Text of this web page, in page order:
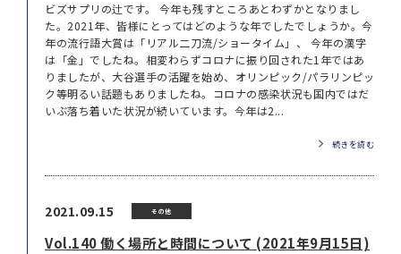
ビズサプリの辻です。 今年も残すところあとわずかとなりまし
た。2021年、皆様にとってはどのような年でしたでしょうか。今
年の流行語大賞は「リアル二刀流/ショータイム」、 今年の漢字
は「金」でしたね。相変わらずコロナに振り回された1年ではあ
りましたが、大谷選手の活躍を始め、オリンピック/パラリンピッ
ク等明るい話題もありましたね。コロナの感染状況も国内ではだ
いぶ落ち着いた状況が続いています。今年は2...
続きを読む
2021.09.15 その他
Vol.140 働く場所と時間について (2021年9月15日)